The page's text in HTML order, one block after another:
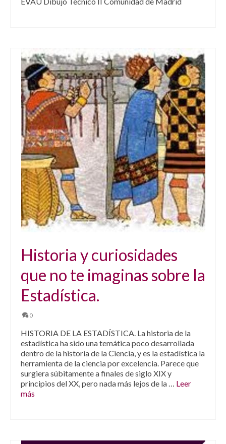
Historia y curiosidades
que no te imaginas sobre la
Estadística.
0
HISTORIA DE LA ESTADÍSTICA. La historia de la
estadística ha sido una temática poco desarrollada
dentro de la historia de la Ciencia, y es la estadística la
herramienta de la ciencia por excelencia. Parece que
surgiera súbitamente a finales de siglo XIX y
principios del XX, pero nada más lejos de la … Leer
más